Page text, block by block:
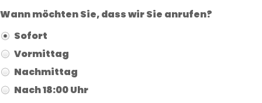
Wann möchten Sie, dass wir Sie anrufen?
Sofort
Vormittag
Nachmittag
Nach 18:00 Uhr